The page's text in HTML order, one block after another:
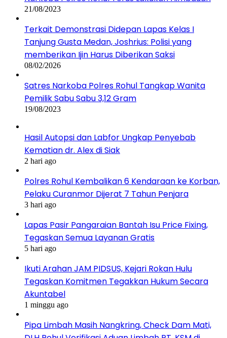
21/08/2023
Terkait Demonstrasi Didepan Lapas Kelas I
Tanjung Gusta Medan, Joshrius: Polisi yang
memberikan Ijin Harus Diberikan Saksi
08/02/2026
Satres Narkoba Polres Rohul Tangkap Wanita
Pemilik Sabu Sabu 3,12 Gram
19/08/2023
Hasil Autopsi dan Labfor Ungkap Penyebab
Kematian dr. Alex di Siak
2 hari ago
Polres Rohul Kembalikan 6 Kendaraan ke Korban,
Pelaku Curanmor Dijerat 7 Tahun Penjara
3 hari ago
Lapas Pasir Pangaraian Bantah Isu Price Fixing,
Tegaskan Semua Layanan Gratis
5 hari ago
Ikuti Arahan JAM PIDSUS, Kejari Rokan Hulu
Tegaskan Komitmen Tegakkan Hukum Secara
Akuntabel
1 minggu ago
Pipa Limbah Masih Nangkring, Check Dam Mati,